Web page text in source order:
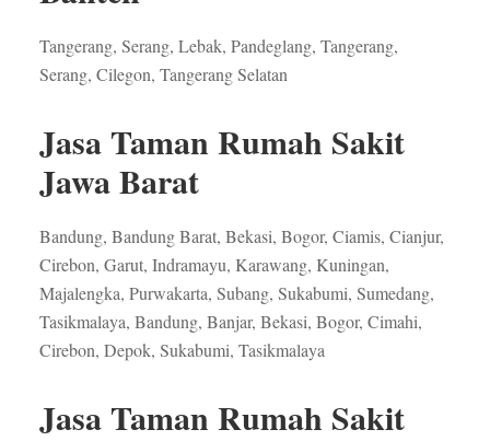
Tangerang, Serang, Lebak, Pandeglang, Tangerang,
Serang, Cilegon, Tangerang Selatan
Jasa Taman Rumah Sakit
Jawa Barat
Bandung, Bandung Barat, Bekasi, Bogor, Ciamis, Cianjur,
Cirebon, Garut, Indramayu, Karawang, Kuningan,
Majalengka, Purwakarta, Subang, Sukabumi, Sumedang,
Tasikmalaya, Bandung, Banjar, Bekasi, Bogor, Cimahi,
Cirebon, Depok, Sukabumi, Tasikmalaya
Jasa Taman Rumah Sakit